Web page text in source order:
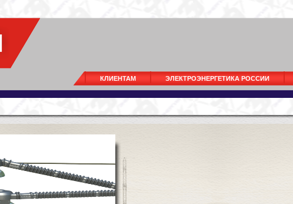
КЛИЕНТАМ ЭЛЕКТРОЭНЕРГЕТИКА РОССИИ